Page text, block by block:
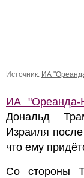
Источник: ИА
ИА "Ореанда-
Дональд
Израиля
что ему
Со стороны